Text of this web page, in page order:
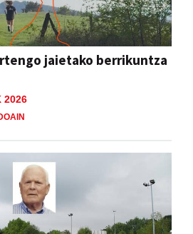
jaietako berrikuntza
2026